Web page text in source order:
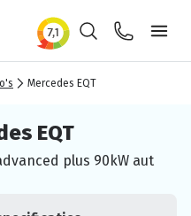
ZoekenContact
Mercedes EQT
EQT
plus 90kW aut